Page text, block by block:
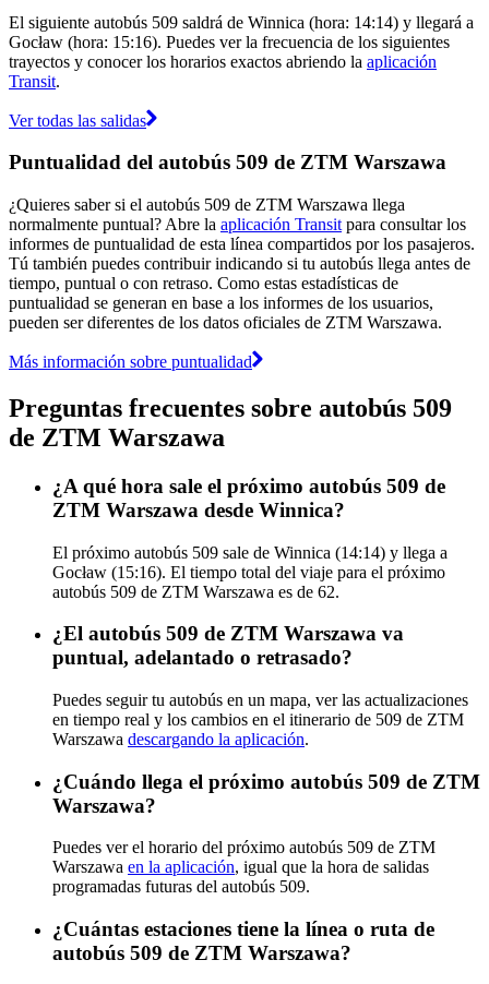
El siguiente autobús 509 saldrá de Winnica (hora: 14:14) y llegará a
Gocław (hora: 15:16). Puedes ver la frecuencia de los siguientes
trayectos y conocer los horarios exactos abriendo la aplicación
Transit.
Ver todas las salidas
Puntualidad del autobús 509 de ZTM Warszawa
¿Quieres saber si el autobús 509 de ZTM Warszawa llega
normalmente puntual? Abre la aplicación Transit para consultar los
informes de puntualidad de esta línea compartidos por los pasajeros.
Tú también puedes contribuir indicando si tu autobús llega antes de
tiempo, puntual o con retraso. Como estas estadísticas de
puntualidad se generan en base a los informes de los usuarios,
pueden ser diferentes de los datos oficiales de ZTM Warszawa.
Más información sobre puntualidad
Preguntas frecuentes sobre autobús 509
de ZTM Warszawa
¿A qué hora sale el próximo autobús 509 de
ZTM Warszawa desde Winnica?
El próximo autobús 509 sale de Winnica (14:14) y llega a
Gocław (15:16). El tiempo total del viaje para el próximo
autobús 509 de ZTM Warszawa es de 62.
¿El autobús 509 de ZTM Warszawa va
puntual, adelantado o retrasado?
Puedes seguir tu autobús en un mapa, ver las actualizaciones
en tiempo real y los cambios en el itinerario de 509 de ZTM
Warszawa descargando la aplicación.
¿Cuándo llega el próximo autobús 509 de ZTM
Warszawa?
Puedes ver el horario del próximo autobús 509 de ZTM
Warszawa en la aplicación, igual que la hora de salidas
programadas futuras del autobús 509.
¿Cuántas estaciones tiene la línea o ruta de
autobús 509 de ZTM Warszawa?